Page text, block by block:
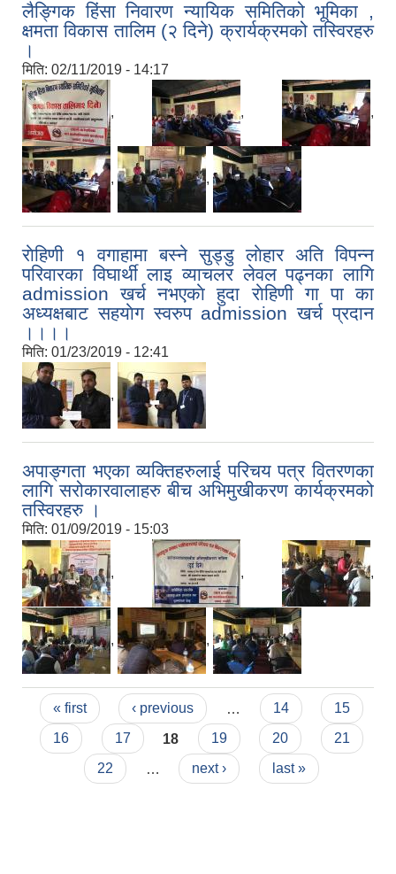
लैङ्गिक हिंसा निवारण न्यायिक समितिको भूमिका ,
क्षमता विकास तालिम (२ दिने) क्रार्यक्रमको तस्विरहरु
।
मिति: 02/11/2019 - 14:17
, , ,
, ,
राेहिणी १ वगाहामा बस्ने सुड्डु लाेहार अति विपन्न
परिवारका विघार्थी लाइ व्याचलर लेवल पढ्नका लागि
admission खर्च नभएकाे हुदा राेहिणी गा पा का
अध्यक्षबाट सहयाेग स्वरुप admission खर्च प्रदान
।।।।
मिति: 01/23/2019 - 12:41
,
अपाङ्गता भएका व्यक्तिहरुलाई परिचय पत्र वितरणका
लागि सरोकारवालाहरु बीच अभिमुखीकरण कार्यक्रमको
तस्विरहरु ।
मिति: 01/09/2019 - 15:03
, , ,
, ,
Pages
« first ‹ previous 14
15
16
17 18 19 20
21
22
next › last »